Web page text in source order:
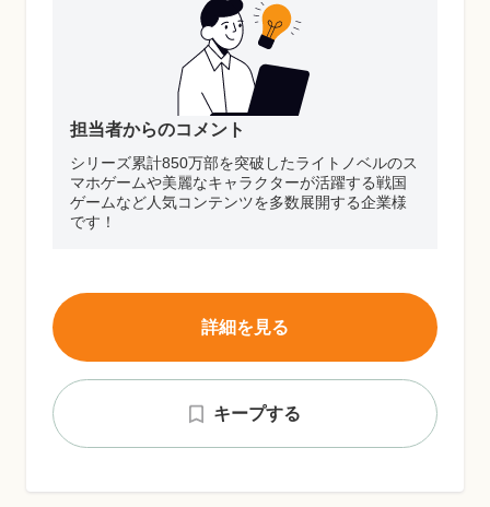
担当者からのコメント
シリーズ累計850万部を突破したライトノベルのス
マホゲームや美麗なキャラクターが活躍する戦国
ゲームなど人気コンテンツを多数展開する企業様
です！
キープする
詳細を見る